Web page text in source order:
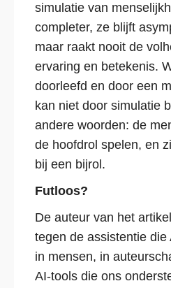
simulatie van
completer, ze blijft
maar raakt nooit de
ervaring en betekenis.
doorleefd en door een
kan niet door simulatie
andere woorden: de
de hoofdrol spelen, en
bij een bijrol.
Futloos?
De auteur van het
tegen de assistentie die
in mensen, in
AI-tools die ons